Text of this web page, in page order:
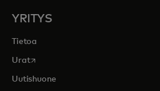
YRITYS
Tietoa
Uratopens in a new tab
Uutishuone